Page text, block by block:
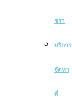
ชรา
บริการ
จัดหา
พี่